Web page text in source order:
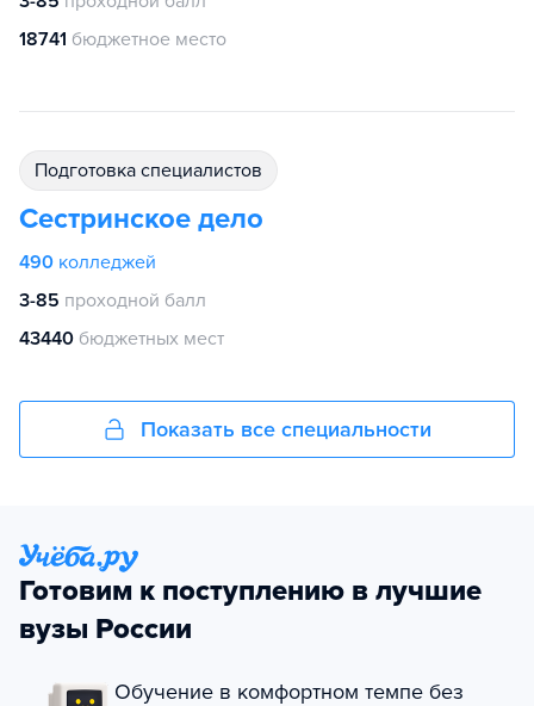
18741 бюджетное место
подготовка специалистов
Сестринское дело
490 колледжей
3-85 проходной балл
43440 бюджетных мест
Показать все специальности
Готовим к поступлению в лучшие
вузы России
Обучение в комфортном темпе без